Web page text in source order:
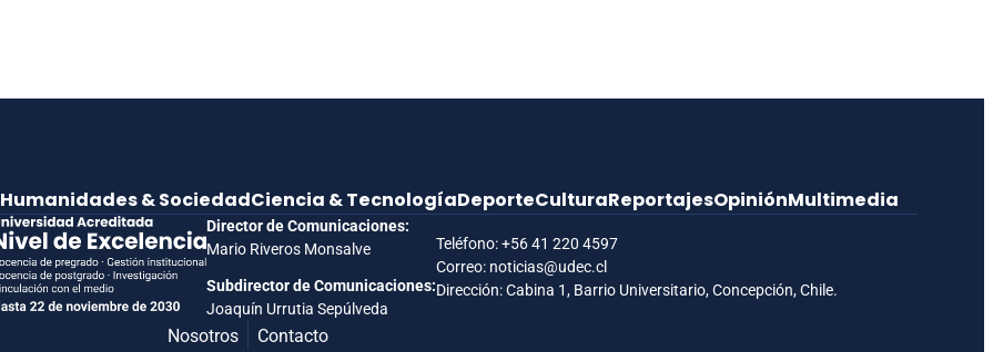
Humanidades & SociedadCiencia & TecnologíaDeporteCulturaReportajesOpiniónMultimedia
Director de Comunicaciones:
Mario Riveros Monsalve
Subdirector de Comunicaciones:
Joaquín Urrutia Sepúlveda
Teléfono:+56 41 220 4597
Correo: noticias@udec.cl
Dirección: Cabina 1, Barrio Universitario, Concepción, Chile.
Nosotros Contacto